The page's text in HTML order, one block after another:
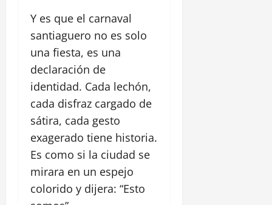
Y es que el carnaval
santiaguero no es solo
una fiesta, es una
declaración de
identidad. Cada lechón,
cada disfraz cargado de
sátira, cada gesto
exagerado tiene historia.
Es como si la ciudad se
mirara en un espejo
colorido y dijera: “Esto